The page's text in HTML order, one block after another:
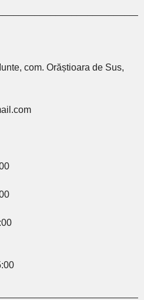
com. Orăștioara de Sus,